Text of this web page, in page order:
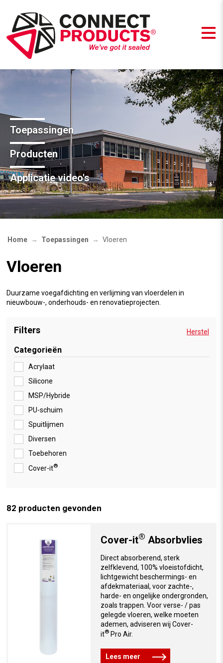
Toepassingen
Producten
Applicatie video's
Home Toepassingen Vloeren
Vloeren
Duurzame voegafdichting en verlijming van vloerdelen in
nieuwbouw-, onderhouds- en renovatieprojecten.
Herstel
Filters
Categorieën
Acrylaat
Silicone
MSP/Hybride
PU-schuim
Spuitlijmen
Diversen
Toebehoren
Cover-it®
82 producten gevonden
Cover-it® Absorbvlies
Direct absorberend, sterk
zelfklevend, 100% vloeistofdicht,
lichtgewicht beschermings- en
afdekmateriaal, voor zachte-,
harde- en ongelijke ondergronden,
zoals trappen. Voor verse- / pas
gelegde vloeren, welke moeten
ademen, adviseren wij Cover-
it®Pro Air.
Lees meer